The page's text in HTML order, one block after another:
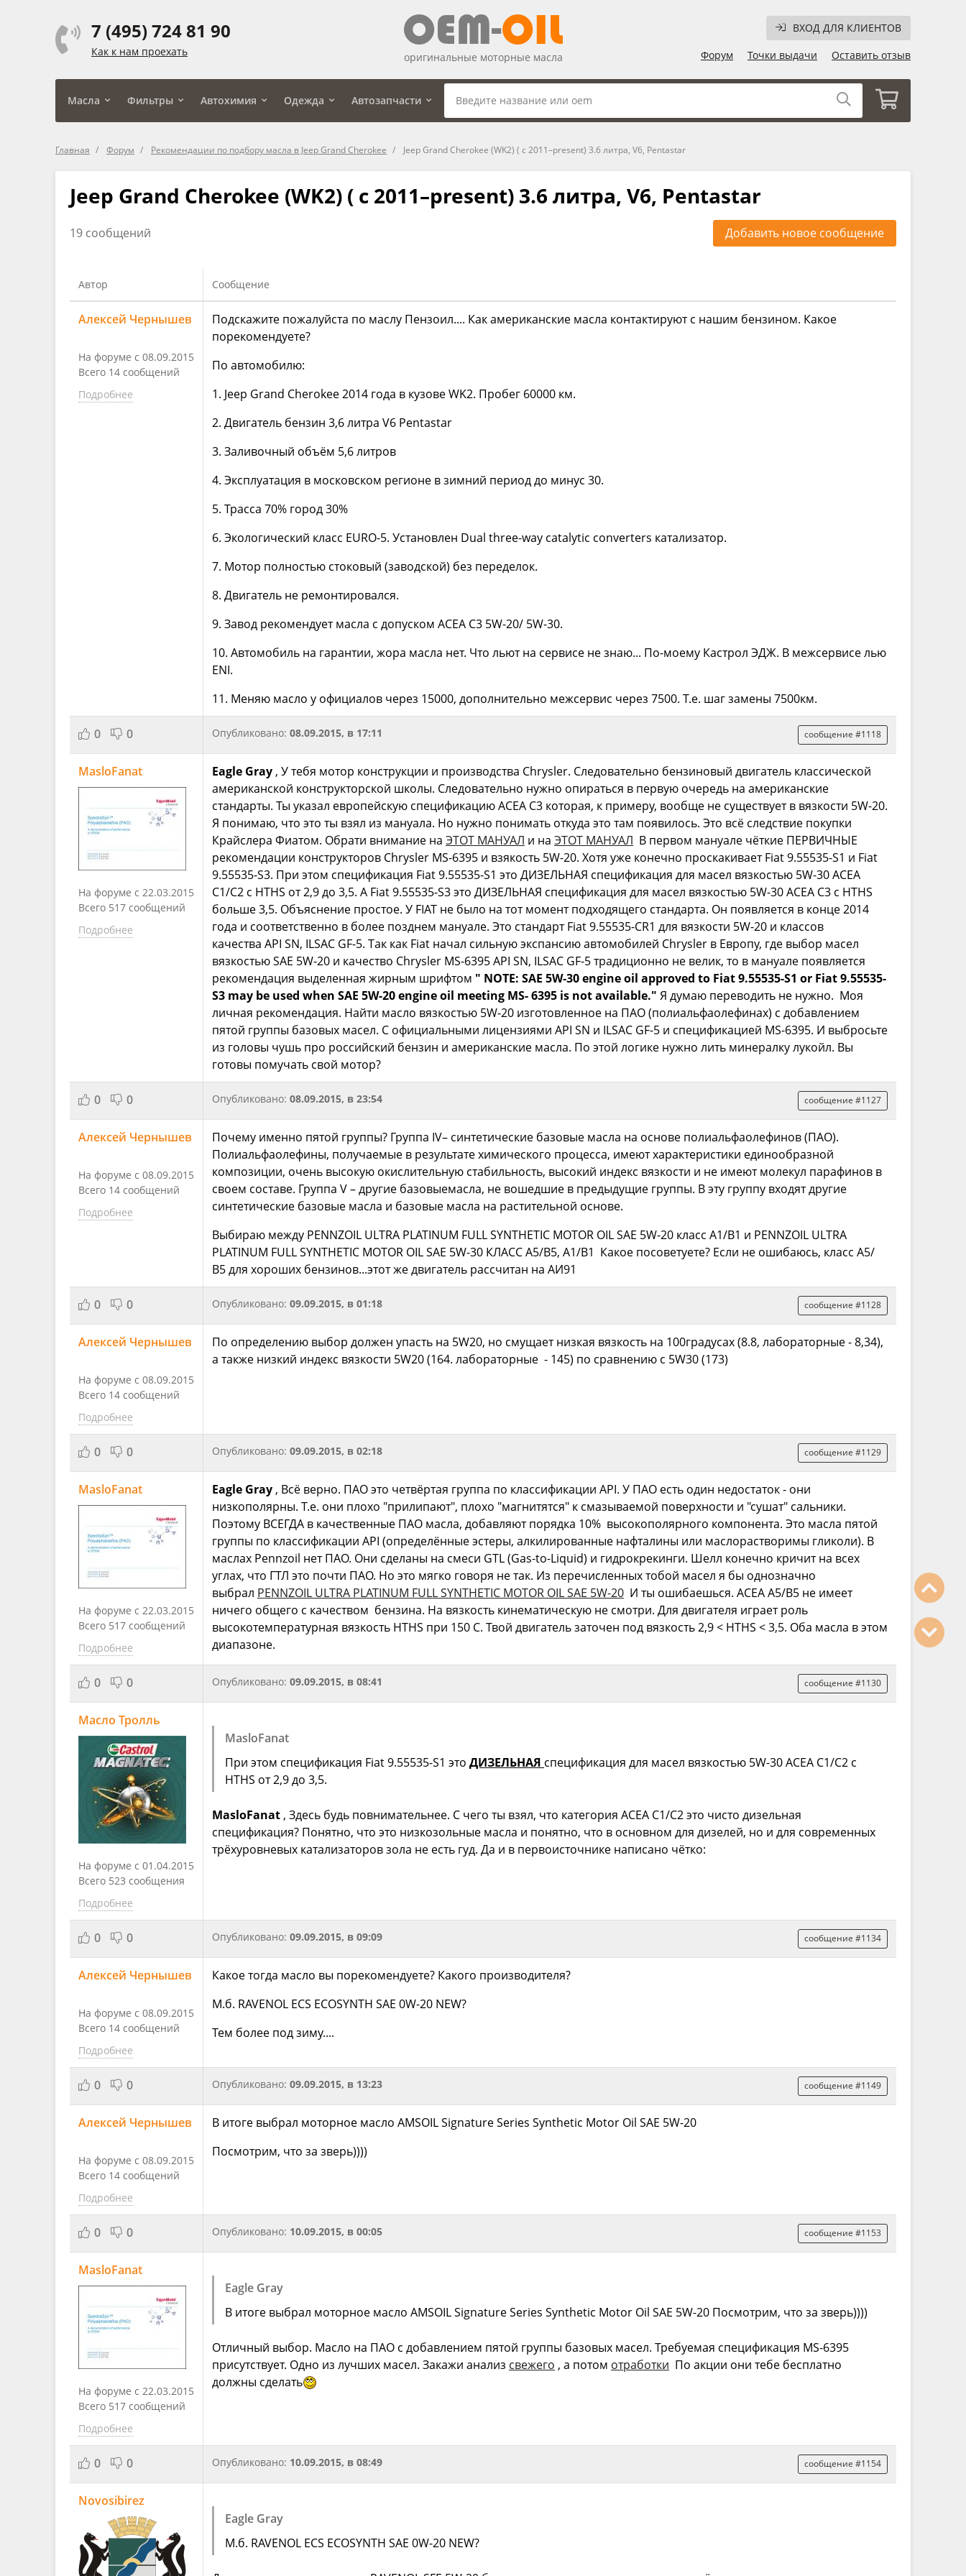
7 (495) 724 81 90
Как к нам проехать
ВХОД ДЛЯ КЛИЕНТОВ
Форум
Точки выдачи Оставить отзыв
оригинальные моторные масла
Масла Фильтры Автохимия Одежда Автозапчасти
Главная Форум Рекомендации по подбору масла в Jeep Grand Cherokee Jeep Grand Cherokee (WK2) ( с 2011–present) 3.6 литра, V6, Pentastar
Jeep Grand Cherokee (WK2) ( с 2011–present) 3.6 литра, V6, Pentastar
19 сообщений Добавить новое сообщение
Автор Сообщение
Алексей Чернышев
На форуме с 08.09.2015
Всего 14 сообщений
Подробнее
Подскажите пожалуйста по маслу Пензоил.... Как американские масла контактируют с нашим бензином. Какое
порекомендуете?
По автомобилю:
1. Jeep Grand Cherokee 2014 года в кузове WK2. Пробег 60000 км.
2. Двигатель бензин 3,6 литра V6 Pentastar
3. Заливочный объём 5,6 литров
4. Эксплуатация в московском регионе в зимний период до минус 30.
5. Трасса 70% город 30%
6. Экологический класс EURO-5. Установлен Dual three-way catalytic converters катализатор.
7. Мотор полностью стоковый (заводской) без переделок.
8. Двигатель не ремонтировался.
9. Завод рекомендует масла с допуском ACEA C3 5W-20/ 5W-30.
10. Автомобиль на гарантии, жора масла нет. Что льют на сервисе не знаю... По-моему Кастрол ЭДЖ. В межсервисе лью
ENI.
11. Меняю масло у официалов через 15000, дополнительно межсервис через 7500. Т.е. шаг замены 7500км.
0 0 Опубликовано: 08.09.2015, в 17:11 сообщение #1118
MasloFanat
На форуме с 22.03.2015
Всего 517 сообщений
Подробнее
Eagle Gray , У тебя мотор конструкции и производства Chrysler. Следовательно бензиновый двигатель классической
американской конструкторской школы. Следовательно нужно опираться в первую очередь на американские
стандарты. Ты указал европейскую спецификацию ACEA C3 которая, к примеру, вообще не существует в вязкости 5W-20.
Я понимаю, что это ты взял из мануала. Но нужно понимать откуда это там появилось. Это всё следствие покупки
Крайслера Фиатом. Обрати внимание на ЭТОТ МАНУАЛ и на ЭТОТ МАНУАЛ В первом мануале чёткие ПЕРВИЧНЫЕ
рекомендации конструкторов Chrysler MS-6395 и взякость 5W-20. Хотя уже конечно проскакивает Fiat 9.55535-S1 и Fiat
9.55535-S3. При этом спецификация Fiat 9.55535-S1 это ДИЗЕЛЬНАЯ спецификация для масел вязкостью 5W-30 ACEA
C1/C2 с HTHS от 2,9 до 3,5. А Fiat 9.55535-S3 это ДИЗЕЛЬНАЯ спецификация для масел вязкостью 5W-30 ACEA C3 с HTHS
больше 3,5. Объяснение простое. У FIAT не было на тот момент подходящего стандарта. Он появляется в конце 2014
года и соответственно в более позднем мануале. Это стандарт Fiat 9.55535-CR1 для вязкости 5W-20 и классов
качества API SN, ILSAC GF-5. Так как Fiat начал сильную экспансию автомобилей Chrysler в Европу, где выбор масел
вязкостью SAE 5W-20 и качество Chrysler MS-6395 API SN, ILSAC GF-5 традиционно не велик, то в мануале появляется
рекомендация выделенная жирным шрифтом " NOTE: SAE 5W-30 engine oil approved to Fiat 9.55535-S1 or Fiat 9.55535-
S3 may be used when SAE 5W-20 engine oil meeting MS- 6395 is not available." Я думаю переводить не нужно. Моя
личная рекомендация. Найти масло вязкостью 5W-20 изготовленное на ПАО (полиальфаолефинах) с добавлением
пятой группы базовых масел. С официальными лицензиями API SN и ILSAC GF-5 и спецификацией MS-6395. И выбросьте
из головы чушь про российский бензин и американские масла. По этой логике нужно лить минералку лукойл. Вы
готовы помучать свой мотор?
0 0 Опубликовано: 08.09.2015, в 23:54 сообщение #1127
Алексей Чернышев
На форуме с 08.09.2015
Всего 14 сообщений
Подробнее
Почему именно пятой группы? Группа IV– синтетические базовые масла на основе полиальфаолефинов (ПАО).
Полиальфаолефины, получаемые в результате химического процесса, имеют характеристики единообразной
композиции, очень высокую окислительную стабильность, высокий индекс вязкости и не имеют молекул парафинов в
своем составе. Группа V – другие базовыемасла, не вошедшие в предыдущие группы. В эту группу входят другие
синтетические базовые масла и базовые масла на растительной основе.
Выбираю между PENNZOIL ULTRA PLATINUM FULL SYNTHETIC MOTOR OIL SAE 5W-20 класс А1/В1 и PENNZOIL ULTRA
PLATINUM FULL SYNTHETIC MOTOR OIL SAE 5W-30 КЛАСС А5/В5, А1/В1 Какое посоветуете? Если не ошибаюсь, класс А5/
В5 для хороших бензинов...этот же двигатель рассчитан на АИ91
0 0 Опубликовано: 09.09.2015, в 01:18 сообщение #1128
Алексей Чернышев
На форуме с 08.09.2015
Всего 14 сообщений
Подробнее
По определению выбор должен упасть на 5W20, но смущает низкая вязкость на 100градусах (8.8, лабораторные - 8,34),
а также низкий индекс вязкости 5W20 (164. лабораторные - 145) по сравнению с 5W30 (173)
0 0 Опубликовано: 09.09.2015, в 02:18 сообщение #1129
MasloFanat
На форуме с 22.03.2015
Всего 517 сообщений
Подробнее
Eagle Gray , Всё верно. ПАО это четвёртая группа по классификации API. У ПАО есть один недостаток - они
низкополярны. Т.е. они плохо "прилипают", плохо "магнитятся" к смазываемой поверхности и "сушат" сальники.
Поэтому ВСЕГДА в качественные ПАО масла, добавляют порядка 10% высокополярного компонента. Это масла пятой
группы по классификации API (определённые эстеры, алкилированные нафталины или маслорастворимы гликоли). В
маслах Pennzoil нет ПАО. Они сделаны на смеси GTL (Gas-to-Liquid) и гидрокрекинги. Шелл конечно кричит на всех
углах, что ГТЛ это почти ПАО. Но это мягко говоря не так. Из перечисленных тобой масел я бы однозначно
выбрал PENNZOIL ULTRA PLATINUM FULL SYNTHETIC MOTOR OIL SAE 5W-20 И ты ошибаешься. ACEA A5/B5 не имеет
ничего общего с качеством бензина. На вязкость кинематическую не смотри. Для двигателя играет роль
высокотемпературная вязкость HTHS при 150 C. Твой двигатель заточен под вязкость 2,9 < HTHS < 3,5. Оба масла в этом
диапазоне.
0 0 Опубликовано: 09.09.2015, в 08:41 сообщение #1130
Масло Тролль
На форуме с 01.04.2015
Всего 523 сообщения
Подробнее
MasloFanat
При этом спецификация Fiat 9.55535-S1 это ДИЗЕЛЬНАЯ спецификация для масел вязкостью 5W-30 ACEA C1/C2 с
HTHS от 2,9 до 3,5.
MasloFanat , Здесь будь повнимательнее. С чего ты взял, что категория ACEA C1/C2 это чисто дизельная
спецификация? Понятно, что это низкозольные масла и понятно, что в основном для дизелей, но и для современных
трёхуровневых катализаторов зола не есть гуд. Да и в первоисточнике написано чётко:
0 0 Опубликовано: 09.09.2015, в 09:09 сообщение #1134
Алексей Чернышев
На форуме с 08.09.2015
Всего 14 сообщений
Подробнее
Какое тогда масло вы порекомендуете? Какого производителя?
М.б. RAVENOL ECS ECOSYNTH SAE 0W-20 NEW?
Тем более под зиму....
0 0 Опубликовано: 09.09.2015, в 13:23 сообщение #1149
Алексей Чернышев
На форуме с 08.09.2015
Всего 14 сообщений
Подробнее
В итоге выбрал моторное масло AMSOIL Signature Series Synthetic Motor Oil SAE 5W-20
Посмотрим, что за зверь))))
0 0 Опубликовано: 10.09.2015, в 00:05 сообщение #1153
MasloFanat
На форуме с 22.03.2015
Всего 517 сообщений
Подробнее
Eagle Gray
В итоге выбрал моторное масло AMSOIL Signature Series Synthetic Motor Oil SAE 5W-20 Посмотрим, что за зверь))))
Отличный выбор. Масло на ПАО с добавлением пятой группы базовых масел. Требуемая спецификация MS-6395
присутствует. Одно из лучших масел. Закажи анализ свежего , а потом отработки По акции они тебе бесплатно
должны сделать
0 0 Опубликовано: 10.09.2015, в 08:49 сообщение #1154
Novosibirez
Eagle Gray
М.б. RAVENOL ECS ECOSYNTH SAE 0W-20 NEW?